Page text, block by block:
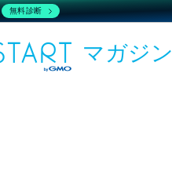
マガジン
無料診断